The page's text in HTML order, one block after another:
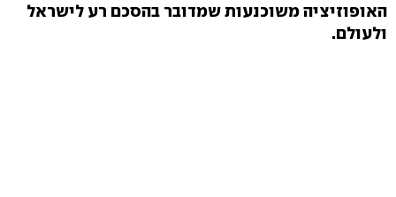
האופוזיציה משוכנעות שמדובר בהסכם רע לישראל
ולעולם.